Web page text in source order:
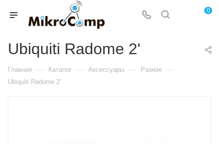
0
Ubiquiti Radome 2'
Главная — Каталог — Аксессуары — Разное —
Ubiquiti Radome 2'